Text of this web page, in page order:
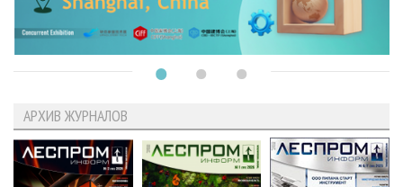
АРХИВ ЖУРНАЛОВ